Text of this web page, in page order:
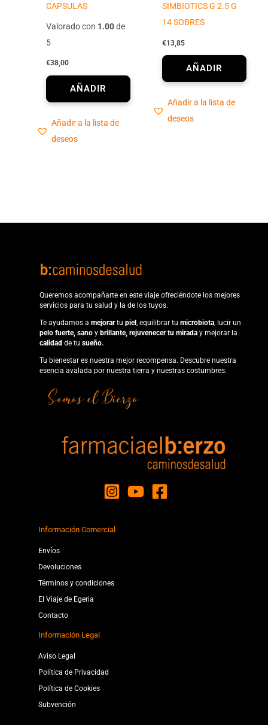
CAPSULAS
Valorado con 1.00de
5
€38,00
Añadir a la lista de
deseos
SIMBIOTICS G 2.5 G
14 SOBRES
€13,85
Añadir a la lista de
deseos
Queremos acompañarte en este viaje ofreciéndote los mejores
servicios para tu salud y la de los tuyos.
Te ayudamos a mejorartu piel, equilibrar tu microbiota, lucir un
pelo fuerte, sano y brillante, rejuvenecer tu mirada y mejorar la
calidad de tu sueño.
Tu bienestar es nuestra mejor recompensa. Descubre nuestra
esencia avalada por nuestra tierra y nuestras costumbres.
Información Comercial
Envíos
Devoluciones
Términos y condiciones
El Viaje de Egeria
Contacto
Información Legal
Aviso Legal
Política de Privacidad
Política de Cookies
Subvención